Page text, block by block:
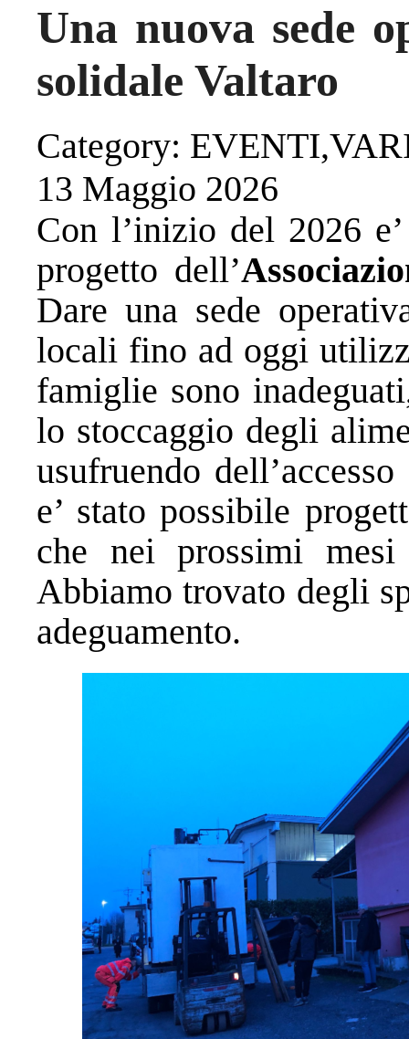
Una nuova sede
solidale Valtaro
Category:
13 Maggio 2026
Con l’inizio del 2026
progetto dell’
Dare una sede
locali fino ad oggi
famiglie sono
lo stoccaggio degli
usufruendo
e’ stato possibile
che nei prossimi
Abbiamo trovato degli
adeguamento.